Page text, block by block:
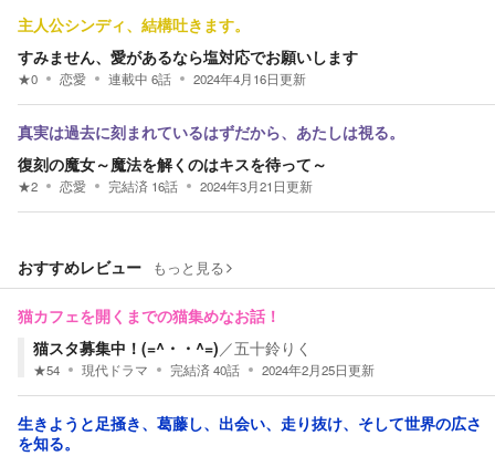
主人公シンディ、結構吐きます。
すみません、愛があるなら塩対応でお願いします
★0 恋愛 連載中 6話 2024年4月16日更新
真実は過去に刻まれているはずだから、あたしは視る。
復刻の魔女～魔法を解くのはキスを待って～
★2 恋愛 完結済 16話 2024年3月21日更新
おすすめレビュー もっと見る
猫カフェを開くまでの猫集めなお話！
猫スタ募集中！(=^・・^=)／五十鈴りく
★54 現代ドラマ 完結済40話 2024年2月25日更新
生きようと足掻き、葛藤し、出会い、走り抜け、そして世界の広さ
を知る。